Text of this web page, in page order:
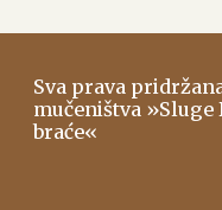
Sva prava
mučeništva »Sluge
braće«